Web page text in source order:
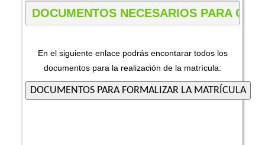
DOCUMENTOS NECESARIOS PARA
En el siguiente enlace podrás encontarar todos los
documentos para la realización de la matrícula: